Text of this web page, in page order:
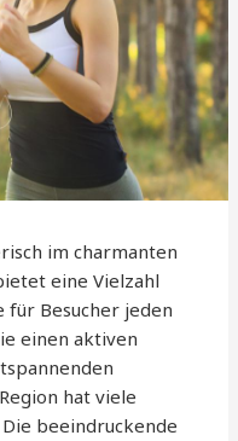
im charmanten
eine Vielzahl
Besucher jeden
einen aktiven
hat viele
beeindruckende